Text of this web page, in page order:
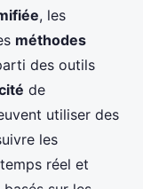
, les
méthodes
des outils
de
utiliser des
les
réel et